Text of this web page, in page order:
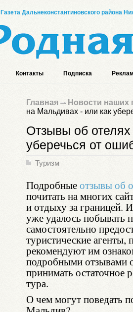
Газета Дальнеконстантиновского района
Контакты Подписка
Главная
Новости наших
на Мальдивах - или как
Отзывы об
уберечься от
Туризм
Подробныеотзывы об
почитать на многих
и отдыху за границей.
уже удалось побывать
самостоятельно
туристические агенты,
рекомендуют им
подробными отзывами
принимать остаточное
тура.
О чем могут поведать